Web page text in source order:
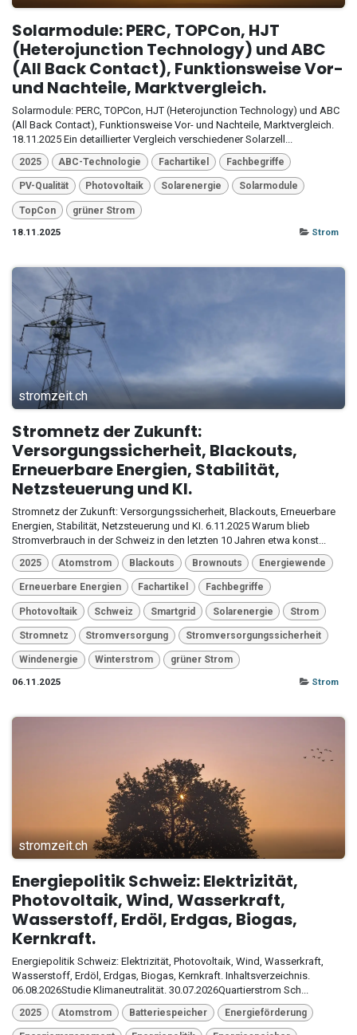
Solarmodule: PERC, TOPCon, HJT
(Heterojunction Technology) und ABC
(All Back Contact), Funktionsweise Vor-
und Nachteile, Marktvergleich.
Solarmodule: PERC, TOPCon, HJT (Heterojunction Technology) und ABC
(All Back Contact), Funktionsweise Vor- und Nachteile, Marktvergleich.
18.11.2025 Ein detaillierter Vergleich verschiedener Solarzell...
2025 ABC-Technologie Fachartikel Fachbegriffe
PV-Qualität Photovoltaik Solarenergie Solarmodule
TopCon
grüner Strom
18.11.2025
Strom
stromzeit.ch
Stromnetz der Zukunft:
Versorgungssicherheit, Blackouts,
Erneuerbare Energien, Stabilität,
Netzsteuerung und KI.
Stromnetz der Zukunft: Versorgungssicherheit, Blackouts, Erneuerbare
Energien, Stabilität, Netzsteuerung und KI. 6.11.2025 Warum blieb
Stromverbrauch in der Schweiz in den letzten 10 Jahren etwa konst...
2025 Atomstrom Blackouts Brownouts Energiewende
Erneuerbare Energien Fachartikel Fachbegriffe
Photovoltaik Schweiz Smartgrid Solarenergie Strom
Stromnetz Stromversorgung Stromversorgungssicherheit
Windenergie Winterstrom
grüner Strom
06.11.2025
Strom
stromzeit.ch
Energiepolitik Schweiz: Elektrizität,
Photovoltaik, Wind, Wasserkraft,
Wasserstoff, Erdöl, Erdgas, Biogas,
Kernkraft.
Energiepolitik Schweiz: Elektrizität, Photovoltaik, Wind, Wasserkraft,
Wasserstoff, Erdöl, Erdgas, Biogas, Kernkraft. Inhaltsverzeichnis.
06.08.2026Studie Klimaneutralität. 30.07.2026Quartierstrom Sch...
2025 Atomstrom Batteriespeicher Energieförderung